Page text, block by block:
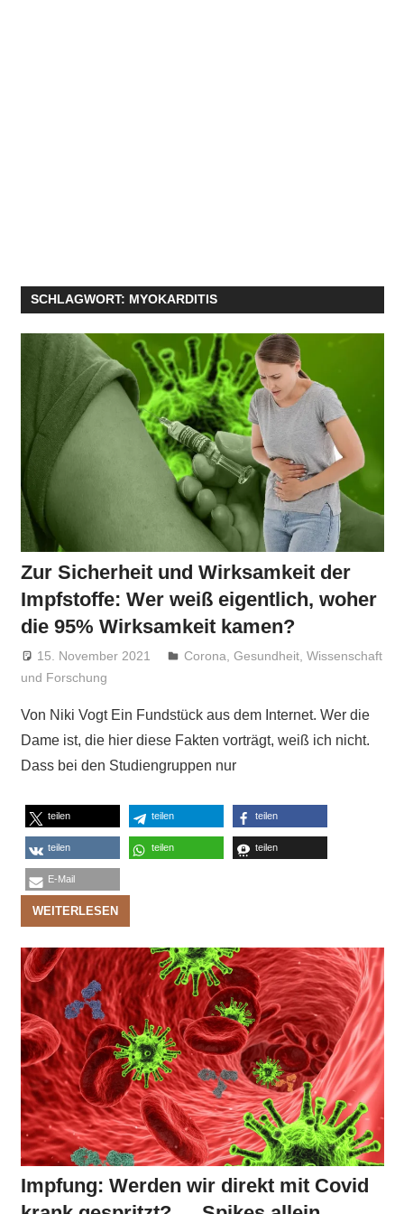
SCHLAGWORT: MYOKARDITIS
Zur Sicherheit und Wirksamkeit der
Impfstoffe: Wer weiß eigentlich, woher
die 95% Wirksamkeit kamen?
15. November 2021 Niki Vogt
Corona,Gesundheit,Wissenschaft
und Forschung
Von Niki Vogt Ein Fundstück aus dem Internet. Wer die
Dame ist, die hier diese Fakten vorträgt, weiß ich nicht.
Dass bei den Studiengruppen nur
teilen teilen teilen
teilen teilen teilen
E-Mail
WEITERLESEN
Impfung: Werden wir direkt mit Covid